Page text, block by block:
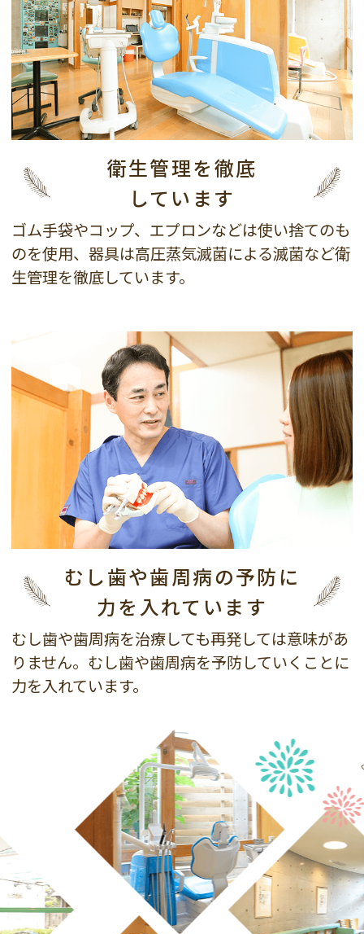
衛生管理を徹底
しています
ゴム手袋やコップ、エプロンなどは使い捨てのも
のを使用、器具は高圧蒸気滅菌による滅菌など衛
生管理を徹底しています。
むし歯や歯周病の予防に
力を入れています
むし歯や歯周病を治療しても再発しては意味があ
りません。むし歯や歯周病を予防していくことに
力を入れています。